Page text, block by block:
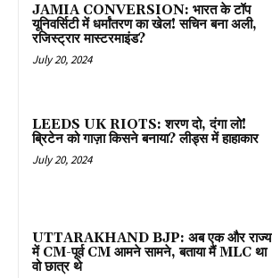
JAMIA CONVERSION: भारत के टॉप
यूनिवर्सिटी में धर्मांतरण का खेल! सचिन बना अली,
रजिस्ट्रार मास्टरमाइंड?
July 20, 2024
LEEDS UK RIOTS: शरण दो, दंगा लो!
ब्रिटेन को गाज़ा किसने बनाया? लीड्स में हाहाकार
July 20, 2024
UTTARAKHAND BJP: अब एक और राज्य
में CM-पूर्व CM आमने सामने, बताया मैं MLC था
वो छात्र थे